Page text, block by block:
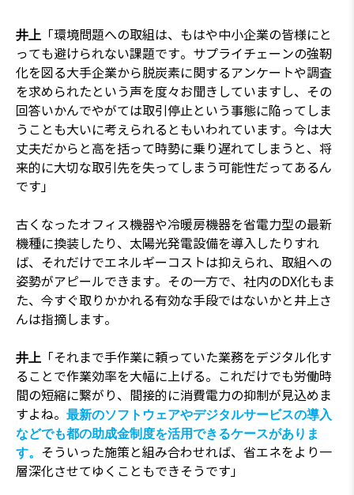
井上
「環境問題への取組は、もはや中小企業の皆様にと
っても避けられない課題です。サプライチェーンの強靭
化を図る大手企業から脱炭素に関するアンケートや調査
を求められたという声を度々お聞きしていますし、その
回答いかんでやがては取引停止という事態に陥ってしま
うことも大いに考えられるともいわれています。今は大
丈夫だからと高を括って時勢に乗り遅れてしまうと、将
来的に大切な取引先を失ってしまう可能性だってあるん
です」
古くなったオフィス機器や冷暖房機器を省電力型の最新
機種に換装したり、太陽光発電設備を導入したりすれ
ば、それだけでエネルギーコストは抑えられ、取組への
姿勢がアピールできます。その一方で、社内のDX化もま
た、今すぐ取りかかれる有効な手段ではないかと井上さ
んは指摘します。
井上
「それまで手作業に頼っていた業務をデジタル化す
ることで作業効率を大幅に上げる。これだけでも労働時
間の短縮に繋がり、間接的に消費電力の抑制が見込めま
すよね。 最新のソフトウェアやデジタルサービスの導入
などでも都の助成金制度を活用できるケースがありま
す。 そういった施策と組み合わせれば、省エネをより一
層深化させてゆくこともできそうです」